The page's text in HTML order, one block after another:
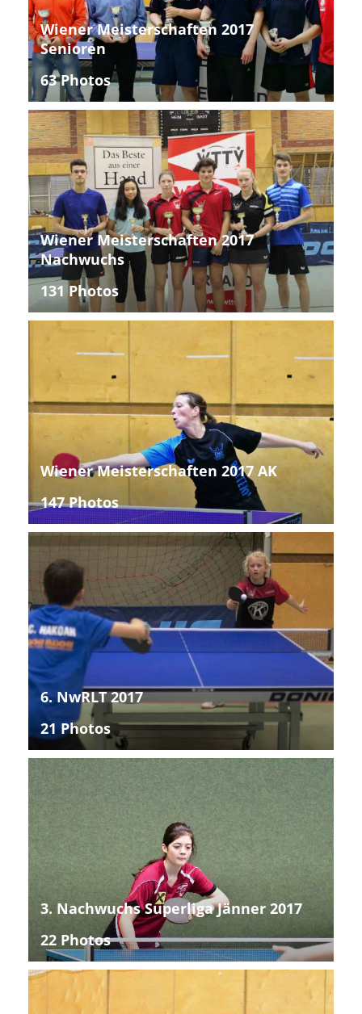
Wiener Meisterschaften 2017
Senioren
63 Photos
Wiener Meisterschaften 2017
Nachwuchs
131 Photos
Wiener Meisterschaften 2017 AK
147 Photos
6. NwRLT 2017
21 Photos
3. Nachwuchs Superliga Jänner 2017
22 Photos